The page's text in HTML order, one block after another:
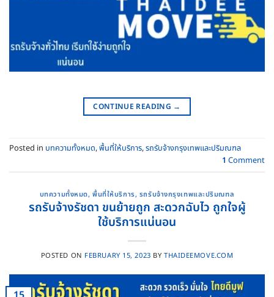
CONTINUE READING →
Posted in บทความทั้งหมด,พื้นที่ให้บริการ,รถรับจ้างกรุงเทพและปริมณฑล
1 Comment
บทความทั้งหมด,พื้นที่ให้บริการ, รถรับจ้างกรุงเทพและปริมณฑล
รถรับจ้างรัชดา ขนย้ายถูก สะดวกฉับไว ถูกใจผู้
ใช้บริการแน่นอน
POSTED ON FEBRUARY 15, 2023 BY THAIDEEMOVE.COM